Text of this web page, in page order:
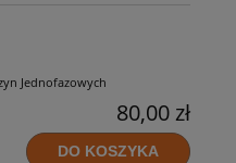
Jednofazowych
80,00 zł
DO KOSZYKA